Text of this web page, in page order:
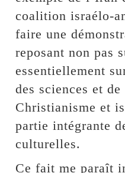
coalition israélo-
faire une
reposant non pas
essentiellement
des sciences et
Christianisme et
partie intégrante
culturelles.
Ce fait me paraît